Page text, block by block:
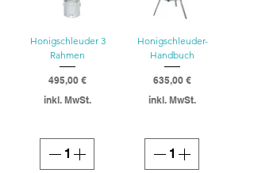
Honigschleuder 3
Rahmen
Preis
495,00 €
inkl. MwSt.
Honigschleuder-
Handbuch
Preis
635,00 €
inkl. MwSt.